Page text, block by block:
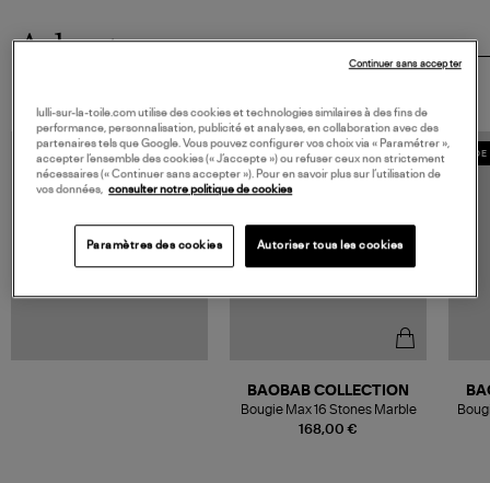
Adoptez
MADE IN EUROPE
168,00 €
BAOBAB COLLECTION
Bougie Max 16 Stones Marble
lulli-sur-la-toile.com utilise des cookies et technologies similaires à des fins de
performance, personnalisation, publicité et analyses, en collaboration avec des
partenaires tels que Google. Vous pouvez configurer vos choix via « Paramétrer »,
accepter l’ensemble des cookies (« J’accepte ») ou refuser ceux non strictement
nécessaires (« Continuer sans accepter »). Pour en savoir plus sur l’utilisation de
vos données,
consulter notre politique de cookies
Paramètres des cookies Autoriser tous les cookies
Continuer sans accepter